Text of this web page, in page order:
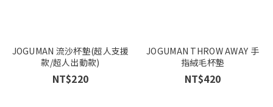
JOGUMAN 流沙杯墊(超人支援
款/超人出動款)
NT$220
JOGUMAN THROW AWAY 手
指絨毛杯墊
NT$420